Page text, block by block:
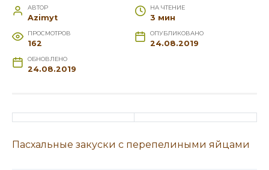
АВТОР
Azimyt
НА ЧТЕНИЕ
3 мин
ПРОСМОТРОВ
162
ОПУБЛИКОВАНО
24.08.2019
ОБНОВЛЕНО
24.08.2019
Пасхальные закуски с перепелиными яйцами